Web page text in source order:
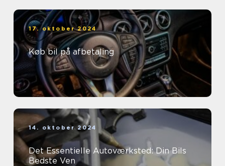
17. oktober 2024
Køb bil på afbetaling
14. oktober 2024
Det Essentielle Autoværksted: Din Bils
Bedste Ven